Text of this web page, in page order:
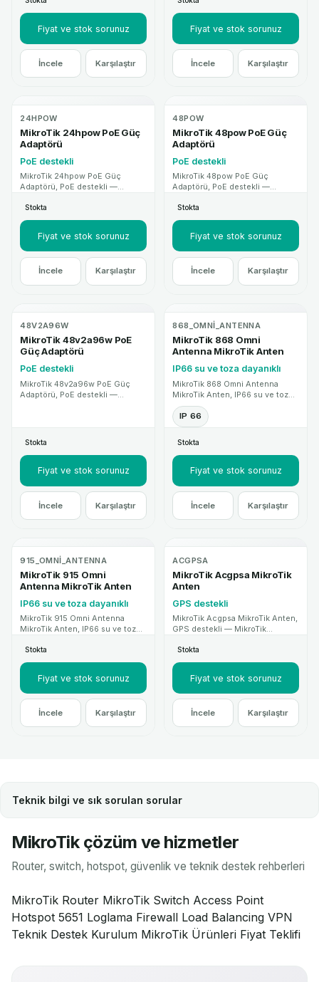
sunulan profesyonel ağ cihazı
çözümüdür.
Fiyat ve stok sorunuz
İncele Karşılaştır
sunulan profesyonel ağ cihazı
çözümüdür.
Fiyat ve stok sorunuz
İncele Karşılaştır
24HPOW
MikroTik 24hpow PoE Güç
Adaptörü
PoE destekli
MikroTik 24hpow PoE Güç
Adaptörü, PoE destekli —
özellikler ve proje desteği ile
sunulan profesyonel ağ cihazı
çözümüdür.
Stokta
Fiyat ve stok sorunuz
İncele Karşılaştır
48POW
MikroTik 48pow PoE Güç
Adaptörü
PoE destekli
MikroTik 48pow PoE Güç
Adaptörü, PoE destekli —
özellikler ve proje desteği ile
sunulan profesyonel ağ cihazı
çözümüdür.
Stokta
Fiyat ve stok sorunuz
İncele Karşılaştır
48V2A96W
MikroTik 48v2a96w PoE
Güç Adaptörü
PoE destekli
MikroTik 48v2a96w PoE Güç
Adaptörü, PoE destekli —
Stokta
Fiyat ve stok sorunuz
İncele Karşılaştır
868_OMNI_ANTENNA
MikroTik 868 Omni
Antenna MikroTik Anten
IP66 su ve toza dayanıklı
MikroTik 868 Omni Antenna
MikroTik Anten, IP66 su ve toza
dayanıklı — MikroTik kablosuz
sistemlerle uyumlu yüksek
kazançlı anten çözümüdür.
için MikroTik Mağaza.
IP 66
Stokta
Fiyat ve stok sorunuz
İncele Karşılaştır
915_OMNI_ANTENNA
MikroTik 915 Omni
Antenna MikroTik Anten
IP66 su ve toza dayanıklı
MikroTik 915 Omni Antenna
MikroTik Anten, IP66 su ve toza
sistemlerle uyumlu yüksek
kazançlı anten çözümüdür.
Kurumsal proje ve teknik destek
için MikroTik Mağaza.
Stokta
Fiyat ve stok sorunuz
İncele Karşılaştır
ACGPSA
MikroTik Acgpsa MikroTik
Anten
GPS destekli
MikroTik Acgpsa MikroTik Anten,
GPS destekli — MikroTik
yüksek kazançlı anten
çözümüdür. Kurumsal proje ve
teknik destek için MikroTik
Mağaza.
Stokta
Fiyat ve stok sorunuz
İncele Karşılaştır
Teknik bilgi ve sık sorulan sorular
MikroTik çözüm ve hizmetler
Router, switch, hotspot, güvenlik ve teknik destek rehberleri
MikroTik Router MikroTik Switch Access Point
Hotspot 5651 Loglama Firewall Load Balancing VPN
Teknik Destek Kurulum MikroTik Ürünleri Fiyat Teklifi